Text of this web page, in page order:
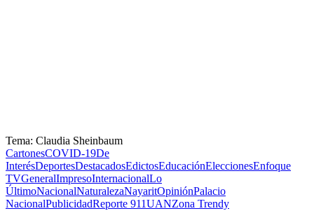
Tema: Claudia Sheinbaum
CartonesCOVID-19De
InterésDeportesDestacadosEdictosEducaciónEleccionesEnfoque
TVGeneralImpresoInternacionalLo
ÚltimoNacionalNaturalezaNayaritOpiniónPalacio
NacionalPublicidadReporte 911UANZona Trendy